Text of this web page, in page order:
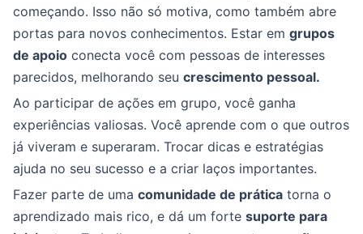
começando. Isso não só motiva, como também abre
portas para novos conhecimentos. Estar em grupos
de apoio conecta você com pessoas de interesses
parecidos, melhorando seu crescimento pessoal.
Ao participar de ações em grupo, você ganha
experiências valiosas. Você aprende com o que outros
já viveram e superaram. Trocar dicas e estratégias
ajuda no seu sucesso e a criar laços importantes.
Fazer parte de uma comunidade de prática torna o
aprendizado mais rico, e dá um forte suporte para